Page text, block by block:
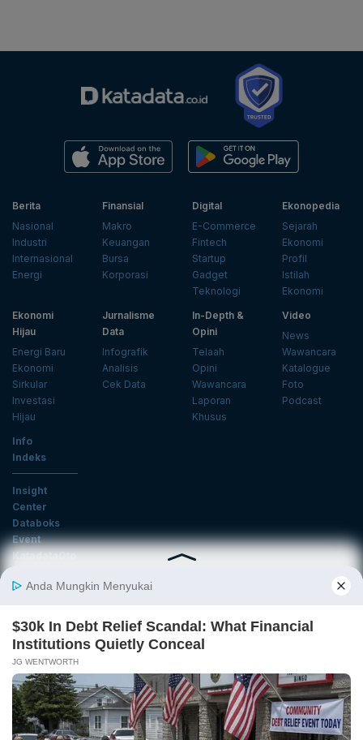
Berita
Nasional
Industri
Internasional
Energi
Finansial
Makro
Keuangan
Bursa
Korporasi
Digital
E-Commerce
Fintech
Startup
Gadget
Teknologi
Ekonopedia
Sejarah
Ekonomi
Profil
Istilah
Ekonomi
Ekonomi
Hijau
Energi Baru
Ekonomi
Sirkular
Investasi
Hijau
Jurnalisme
Data
Infografik
Analisis
Cek Data
In-Depth &
Opini
Telaah
Opini
Wawancara
Laporan
Khusus
Video
News
Wawancara
Katalogue
Foto
Podcast
Info
Indeks
Insight
Center
Databoks
Event
KatadataOto
Email
Daftar